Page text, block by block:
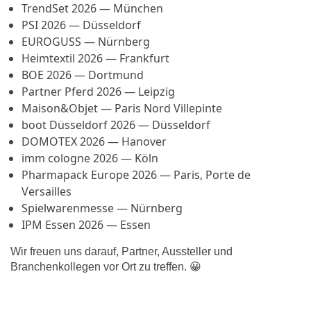
TrendSet 2026 — München
PSI 2026 — Düsseldorf
EUROGUSS — Nürnberg
Heimtextil 2026 — Frankfurt
BOE 2026 — Dortmund
Partner Pferd 2026 — Leipzig
Maison&Objet — Paris Nord Villepinte
boot Düsseldorf 2026 — Düsseldorf
DOMOTEX 2026 — Hanover
imm cologne 2026 — Köln
Pharmapack Europe 2026 — Paris, Porte de
Versailles
Spielwarenmesse — Nürnberg
IPM Essen 2026 — Essen
Wir freuen uns darauf, Partner, Aussteller und
Branchenkollegen vor Ort zu treffen. 😀